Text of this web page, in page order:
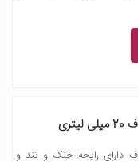
دارای رایحه خنک و تند و